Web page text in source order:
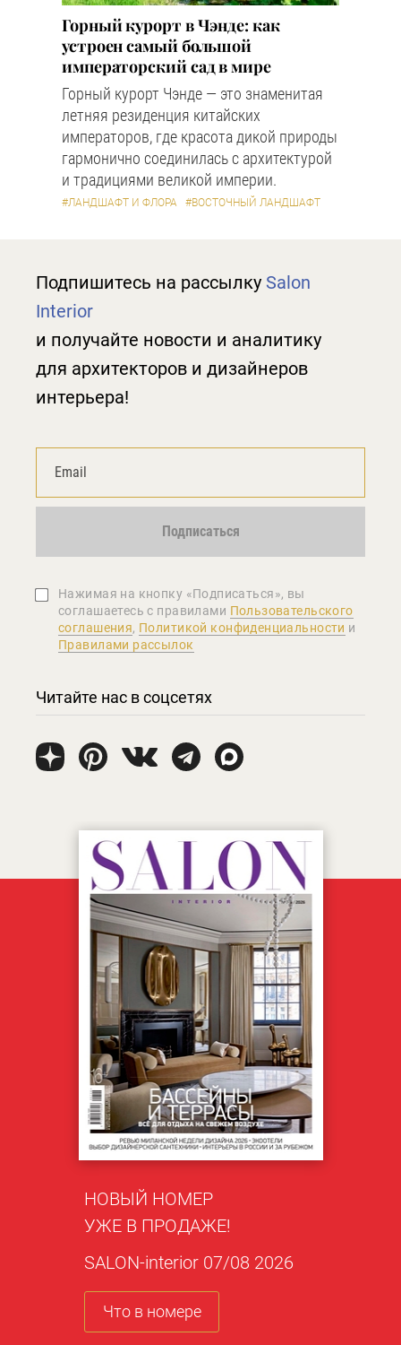
Горный курорт в Чэнде: как
устроен самый большой
императорский сад в мире
Горный курорт Чэнде — это знаменитая
летняя резиденция китайских
императоров, где красота дикой природы
гармонично соединилась с архитектурой
и традициями великой империи.
#ЛАНДШАФТ И ФЛОРА #ВОСТОЧНЫЙ ЛАНДШАФТ
Подпишитесь на рассылку Salon
Interior
и получайте новости и аналитику
для архитекторов и дизайнеров
интерьера!
Подписаться
Нажимая на кнопку «Подписаться», вы
соглашаетеcь с правилами Пользовательского
соглашения, Политикой конфиденциальности и
Правилами рассылок
Читайте нас в соцсетях
НОВЫЙ НОМЕР
УЖЕ В ПРОДАЖЕ!
SALON-interior 07/08 2026
Что в номере